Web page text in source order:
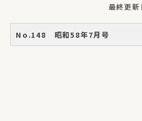
最終更
No.148 昭和58年7月号